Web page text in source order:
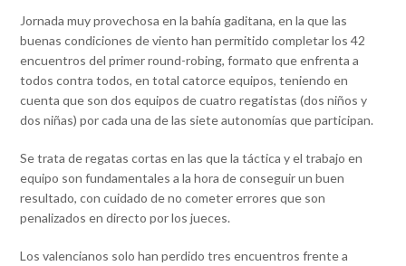
Jornada muy provechosa en la bahía gaditana, en la que las
buenas condiciones de viento han permitido completar los 42
encuentros del primer round-robing, formato que enfrenta a
todos contra todos, en total catorce equipos, teniendo en
cuenta que son dos equipos de cuatro regatistas (dos niños y
dos niñas) por cada una de las siete autonomías que participan.
Se trata de regatas cortas en las que la táctica y el trabajo en
equipo son fundamentales a la hora de conseguir un buen
resultado, con cuidado de no cometer errores que son
penalizados en directo por los jueces.
Los valencianos solo han perdido tres encuentros frente a